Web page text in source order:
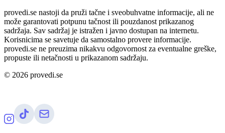
provedi.se nastoji da pruži tačne i sveobuhvatne informacije, ali ne
može garantovati potpunu tačnost ili pouzdanost prikazanog
sadržaja. Sav sadržaj je istražen i javno dostupan na internetu.
Korisnicima se savetuje da samostalno provere informacije.
provedi.se ne preuzima nikakvu odgovornost za eventualne greške,
propuste ili netačnosti u prikazanom sadržaju.
© 2026 provedi.se